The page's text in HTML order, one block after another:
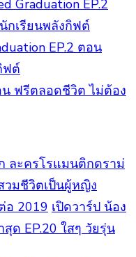
EP.2 ตอน
ฟต์
ฟรีตลอดชีวิต ไม่ต้อง
ละครโรแมนติกดราม่
วมชีวิตเป็นผู้หญิง
เปิดวาร์ป น้อง
ด EP.20 ใสๆ วัยรุ่น